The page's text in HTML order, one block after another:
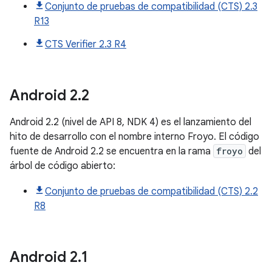
Conjunto de pruebas de compatibilidad (CTS) 2.3
R13
CTS Verifier 2.3 R4
Android 2.2
Android 2.2 (nivel de API 8, NDK 4) es el lanzamiento del
hito de desarrollo con el nombre interno Froyo. El código
fuente de Android 2.2 se encuentra en la rama froyo del
árbol de código abierto:
Conjunto de pruebas de compatibilidad (CTS) 2.2
R8
Android 2.1